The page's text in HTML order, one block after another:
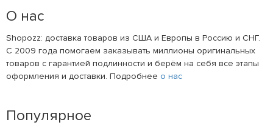
О нас
Shopozz: доставка товаров из США и Европы в Россию и СНГ.
С 2009 года помогаем заказывать миллионы оригинальных
товаров с гарантией подлинности и берём на себя все этапы
оформления и доставки. Подробнее о нас
Популярное